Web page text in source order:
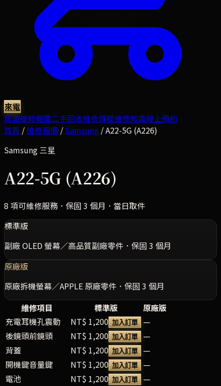
來電
商城維修報價二手回收維修課程維修知識線上預約
首頁 /維修報價 / Samsung /A22-5G (A226)
Samsung 三星
A22-5G (A226)
8 項可維修服務．保固 3 個月．當日取件
標準版
副廠 OLED 螢幕／高品質副廠零件．保固 3 個月
原廠版
原廠拆機螢幕／APPLE 原廠零件．保固 3 個月
維修項目
標準版
原廠版
充電耳機孔震動
NT$ 1,200 加入訂單
—
後鏡頭前鏡頭
NT$ 1,200 加入訂單
—
背蓋
NT$ 1,200 加入訂單
—
開機鍵音量鍵
NT$ 1,200 加入訂單
—
電池
NT$ 1,200 加入訂單
—